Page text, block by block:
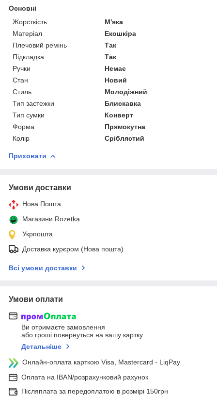
Основні
Жорсткість
М'яка
Матеріал
Екошкіра
Плечовий ремінь
Так
Підкладка
Так
Ручки
Немає
Стан
Новий
Стиль
Молодіжний
Тип застежки
Блискавка
Тип сумки
Конверт
Форма
Прямокутна
Колір
Сріблястий
Приховати
Умови доставки
Нова Пошта
Магазини Rozetka
Укрпошта
Доставка курєром (Нова пошта)
Всі умови доставки
Умови оплати
Ви отримаєте замовлення
або гроші повернуться на вашу картку
Детальніше
Онлайн-оплата карткою Visa, Mastercard - LiqPay
Оплата на IBAN/розрахунковий рахунок
Післяплата за передоплатою в розмірі 150грн